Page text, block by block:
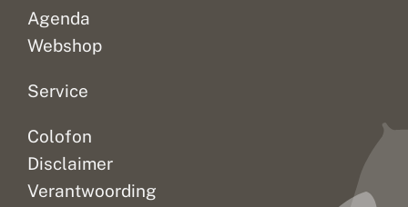
Agenda
Webshop
Service
Colofon
Disclaimer
Verantwoording